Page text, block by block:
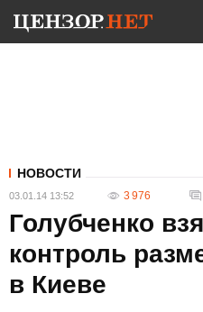
НОВОСТИ
03.01.14 13:52 3 976
Голубченко
контроль
в Киеве